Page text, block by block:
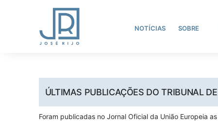
NOTÍCIAS SOBRE
ÚLTIMAS PUBLICAÇÕES DO TRIBUNAL
Foram publicadas no Jornal Oficial da União Europeia